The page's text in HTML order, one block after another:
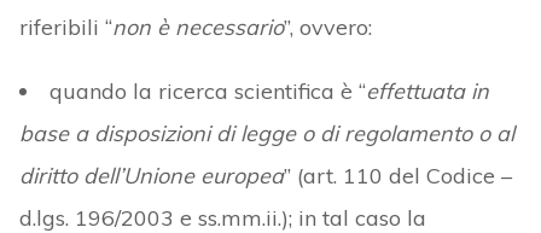
riferibili “non è necessario”, ovvero:
quando la ricerca scientifica è “effettuata in
base a disposizioni di legge o di regolamento o al
diritto dell’Unione europea” (art. 110 del Codice –
d.lgs. 196/2003 e ss.mm.ii.); in tal caso la